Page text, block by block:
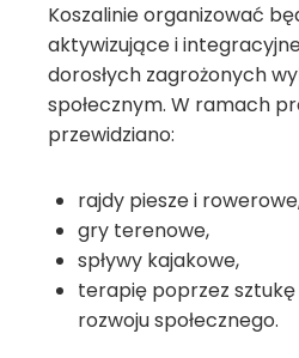
Koszalinie organizować
aktywizujące i
dorosłych zagrożonych
społecznym. W ramach
przewidziano:
rajdy piesze i
gry terenowe,
spływy kajakowe,
terapię poprzez
rozwoju społecznego.